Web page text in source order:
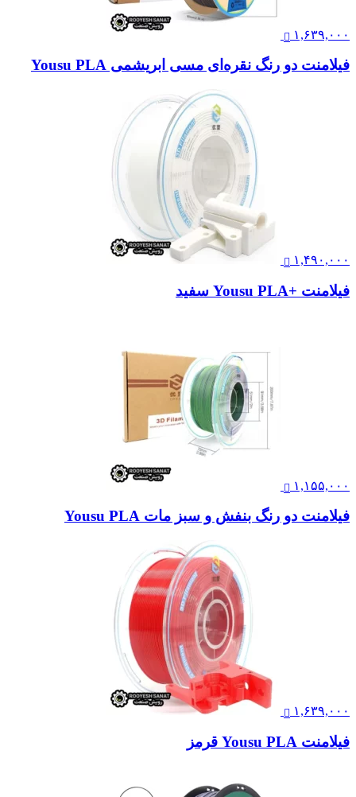
۱,۶۳۹,۰۰۰
فیلامنت دو رنگ نقره‌ای مسی ابریشمی Yousu PLA
۱,۴۹۰,۰۰۰
فیلامنت +Yousu PLA سفید
۱,۱۵۵,۰۰۰
فیلامنت دو رنگ بنفش و سبز مات Yousu PLA
۱,۶۳۹,۰۰۰
فیلامنت Yousu PLA قرمز